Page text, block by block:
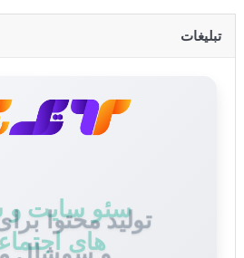
تبلیغات
تولید محتوا
و سوشال